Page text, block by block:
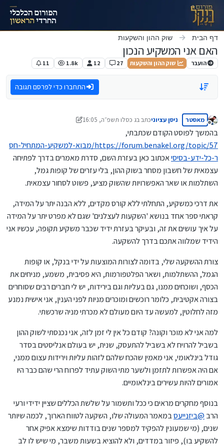
דילוג לתוכן
דף הבית שוק ההון והשקעות
האם אני המשקיע הנכון
הועבר שוק ההון והשקעות 27
12
1.8k
11
התחברו כדי לפרסם תגובה
מנותק
מאסטר ניסן עציוניכתב בג כסלו תשפ״ה, 16:05
נערך לאחרונה על ידי ניסן עציוני
בהמשך לפוסט הקודם שכתבתי,
https://forum.benakel.org/topic/57/מבוא-למשקיע-המתחיל-חס
ר-כל-ידע-בסיסיאכתוב כאן בעזרת השם, סדרת מאמרים בדרך לפתיחה
עצמאית של חשבון מסחר בשוק ההון, בלי עזרים של קופות גמל,
השתלמות או שאר האפשרויות שהשוק מציע, פשוט לסחור עצמאית.
את דרכי כמשקיע, התחלתי ללא קורס מקדים, ללא הבנה יתר על המידה,
קראתי ספר אחד בנושא 'השקעות לעצלנים' שגם לא מפרט יתר על המידה
על איך עושים את זה, ובעיקר בעזרת ידיד שכבר משקיע תקופה, עכשיו אני
הידיד שמלווה אתכם בדרך להשקעה.
צורת ההשקעה שלי, בדומה לצורות המוצעות על ידי בנקל, או קופות
הגמל, ההשתלמות, ושאר הפלטפורמות, היא פסיבית, משמע, מניחים את
הכסף, ושוכחים ממנו, גם בעליות וגם בירידות, יש לי חברים רבים שסוחרים
בצורה אקטיבית, כלומר רוכשים ומוכרים מניות לפני הענין, אני אישית נמנע
מזה לחלוטין, למעשה עד היום מעולם לא מכרתי מניה שרכשתי.
למה אני לא מוכר וקונה? קודם כל אין לי זמן לזה, אני נכנסתי לשוק ההון
בשביל להרויח לא בשביל להתעסק, שנית, יש בעולם אנליסטים בסדר
גודל בינלאומי, אני מאמין שהכח שלהם לזהות עליות וירידות עצום ממני,
אם היה אפשרות לתזמן ולשער מתי השוק עתיד לפרוח הרי שהם כבר היו
אמורים להיות עשירים בינלאומיים.
בנוסף מחקרים מראים כי ככל ותשמור על שלשת הכללים שציין ידידי ורעי
הרב@ביזנייעסבמאמר המעולה שלו, השקעה לטווח הארוך, לכמה שיותר
שנים, (מי שמעונין להפקיד למספר שנים בודדות שימצא אפיק אחר
להשקיע בו), פיזור במדדים, ולא להוציא בשעות משבר, מי שיש לו לב